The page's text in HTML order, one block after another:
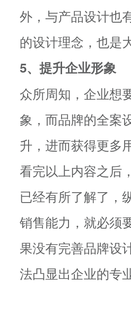
外，与产品设计也
的设计理念，也是
5、提升企业形象
众所周知，企业想
象，而品牌的全案
升，进而获得更多
看完以上内容之后
已经有所了解了，
销售能力，就必须
果没有完善品牌设
法凸显出企业的专